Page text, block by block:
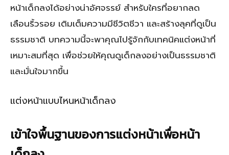
หน้าเด็กลงได้อย่างน่าอัศจรรย์ สำหรับใครที่อยากลด
เลือนริ้วรอย เติมเต็มความมีชีวิตชีวา และสร้างลุคที่ดูเป็น
ธรรมชาติ บทความนี้จะพาคุณไปรู้จักกับเทคนิคแต่งหน้าที่
เหมาะสมที่สุด เพื่อช่วยให้คุณดูเด็กลงอย่างเป็นธรรมชาติ
และมั่นใจมากขึ้น
แต่งหน้าแบบไหนหน้าเด็กลง
เข้าใจพื้นฐานของการแต่งหน้าเพื่อหน้า